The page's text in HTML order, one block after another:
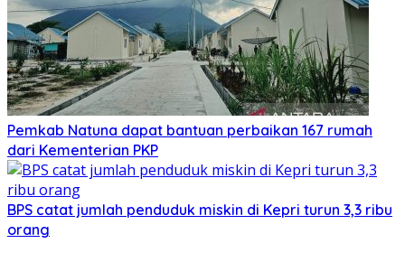
Pemkab Natuna dapat bantuan perbaikan 167 rumah
dari Kementerian PKP
BPS catat jumlah penduduk miskin di Kepri turun 3,3 ribu
orang